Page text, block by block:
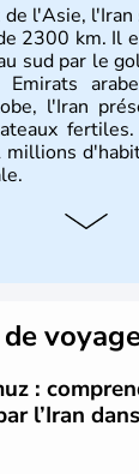
l'Asie,
2300 km. Il
sud par le
Emirats
l'Iran
millions
:
l’Iran